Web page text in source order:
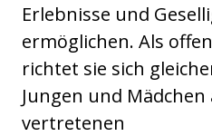
Erlebnisse und
ermöglichen. Als
richtet sie sich
Jungen und
vertretenen